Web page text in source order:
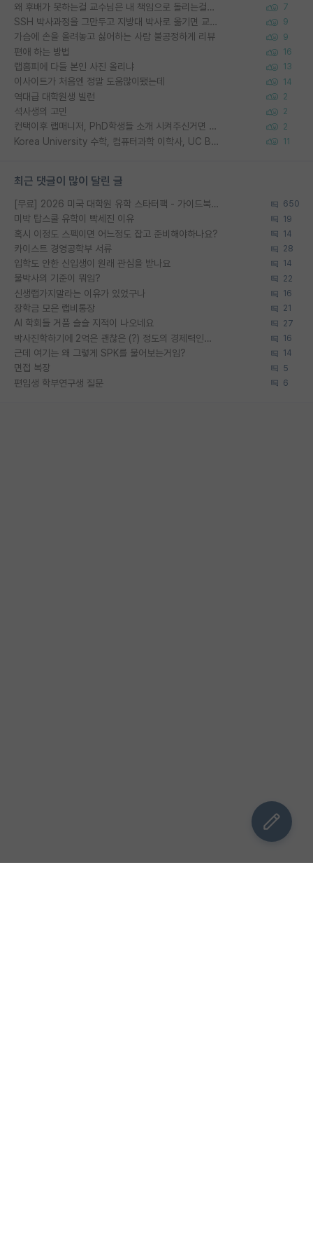
왜 후배가 못하는걸 교수님은 내 책임으로 돌리는걸까요? 7
SSH 박사과정을 그만두고 지방대 박사로 옮기면 교수의 꿈은 끝일까요? 9
가슴에 손을 올려놓고 싫어하는 사람 불공정하게 리뷰 9
편애 하는 방법 16
랩홈피에 다들 본인 사진 올리냐 13
이사이트가 처음엔 정말 도움많이됐는데 14
역대급 대학원생 빌런 2
석사생의 고민 2
컨택이후 랩매니저, PhD학생들 소개 시켜주신거면 거의 컨펌에 가깝나요? 2
Korea University 수학, 컴퓨터과학 이학사, UC Berkeley 산업공학 대학원 공학박사가 되는 것은 쉽지 않겠죠? 11
최근 댓글이 많이 달린 글
[무료] 2026 미국 대학원 유학 스타터팩 - 가이드북 & 합격자 컨택메일 템플릿 650
미박 탑스쿨 유학이 빡세진 이유 19
혹시 이정도 스펙이면 어느정도 잡고 준비해야하나요? 14
카이스트 경영공학부 서류 28
입학도 안한 신입생이 원래 관심을 받나요 14
물박사의 기준이 뭐임? 22
신생랩가지말라는 이유가 있었구나 16
장학금 모은 랩비통장 21
AI 학회들 거품 슬슬 지적이 나오네요 27
박사진학하기에 2억은 괜찮은 (?) 정도의 경제력인가요 16
근데 여기는 왜 그렇게 SPK를 물어보는거임? 14
면접 복장 5
편입생 학부연구생 질문 6